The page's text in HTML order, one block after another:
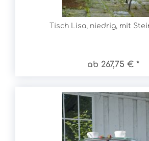
Tisch Lisa, niedrig, mit
ab 267,75 € *